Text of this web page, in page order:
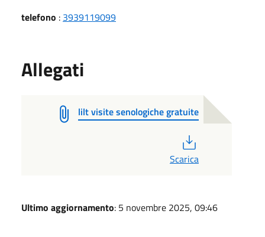
telefono : 3939119099
Allegati
lilt visite senologiche gratuite
Scarica
Ultimo aggiornamento: 5 novembre 2025, 09:46